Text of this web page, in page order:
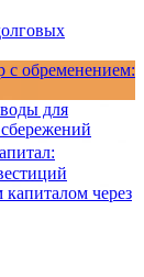
с обременением:
для
через